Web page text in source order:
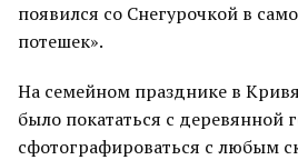
появился со Снегурочкой в
потешек».
На семейном празднике в
было покататься с деревянной
сфотографироваться с любым